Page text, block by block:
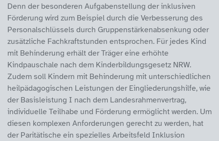
Denn der besonderen Aufgabenstellung der inklusiven
Förderung wird zum Beispiel durch die Verbesserung des
Personalschlüssels durch Gruppenstärkenabsenkung oder
zusätzliche Fachkraftstunden entsprochen. Für jedes Kind
mit Behinderung erhält der Träger eine erhöhte
Kindpauschale nach dem Kinderbildungsgesetz NRW.
Zudem soll Kindern mit Behinderung mit unterschiedlichen
heilpädagogischen Leistungen der Eingliederungshilfe, wie
der Basisleistung I nach dem Landesrahmenvertrag,
individuelle Teilhabe und Förderung ermöglicht werden. Um
diesen komplexen Anforderungen gerecht zu werden, hat
der Paritätische ein spezielles Arbeitsfeld Inklusion